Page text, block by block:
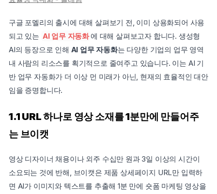
구글 포멜리의 출시에 대해 살펴보기 전, 이미 상용화되어 사용
되고 있는 AI 업무 자동화 에 대해 살펴보고자 합니다. 생성형
AI의 등장으로 인해 AI 업무 자동화는 다양한 기업의 업무 영역
내 사람의 리소스를 획기적으로 줄여주고 있습니다. 이는 AI 기
반 업무 자동화가 더 이상 먼 미래가 아닌, 현재의 효율적인 대안
임을 증명합니다.
1.1 URL 하나로 영상 소재를 1분만에 만들어주
는 브이캣
영상 디자이너 채용이나 외주 수십만 원과 3일 이상의 시간이
소요되는 것에 반해, 브이캣은 제품 상세페이지 URL만 입력하
면 AI가 이미지와 텍스트를 추출해 1분 만에 숏폼 마케팅 영상을